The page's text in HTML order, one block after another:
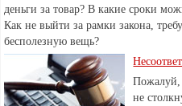
деньги за товар? В какие сроки
Как не выйти за рамки закона,
бесполезную вещь?
Пожалуй,
не